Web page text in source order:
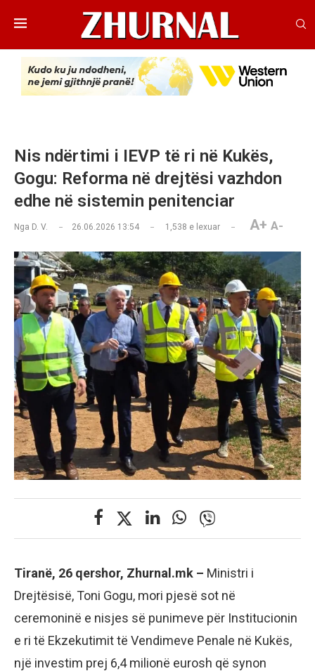
Nis ndërtimi i IEVP të ri në Kukës,
Gogu: Reforma në drejtësi vazhdon
edhe në sistemin penitenciar
Nga D. V. 26.06.2026 13:54 1,538 e lexuar A+ A-
Tiranë, 26 qershor, Zhurnal.mk – Ministri i
Drejtësisë, Toni Gogu, mori pjesë sot në
ceremoninë e nisjes së punimeve për Institucionin
e ri të Ekzekutimit të Vendimeve Penale në Kukës,
një investim prej 6,4 milionë eurosh që synon